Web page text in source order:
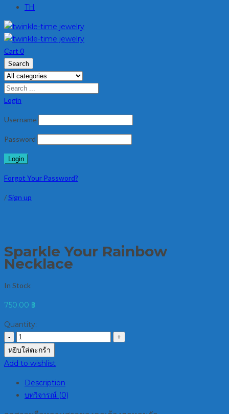
TH
Cart 0
Search
Login
Username
Password
Forgot Your Password?
/Sign up
Sparkle Your Rainbow
Necklace
In Stock
750.00 ฿
Quantity:
หยิบใส่ตะกร้า
Add to wishlist
Description
บทวิจารณ์ (0)